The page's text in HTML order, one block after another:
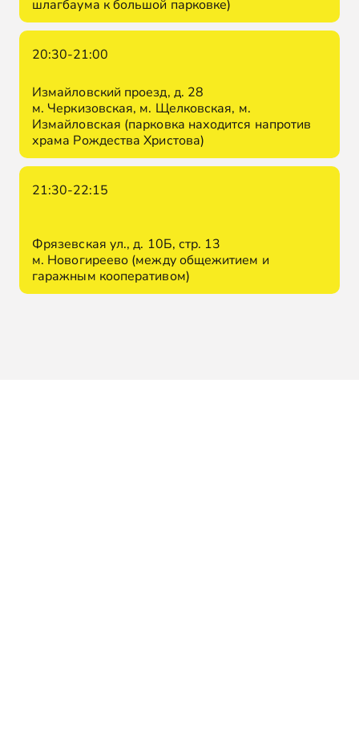
шлагбаума к большой парковке)
20:30-21:00
Измайловский проезд, д. 28
м. Черкизовская, м. Щелковская, м.
Измайловская (парковка находится напротив
храма Рождества Христова)
21:30-22:15
Фрязевская ул., д. 10Б, стр. 13
м. Новогиреево (между общежитием и
гаражным кооперативом)